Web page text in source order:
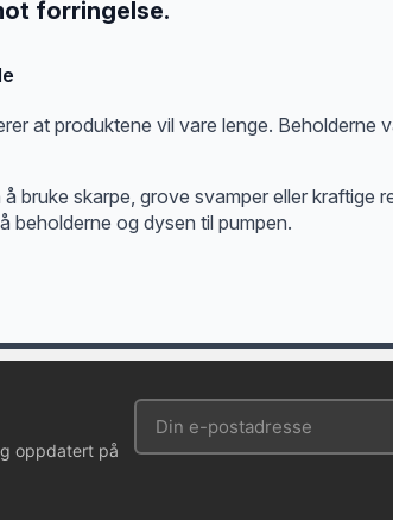
forringelse.
at produktene vil vare lenge. Beholderne
bruke skarpe, grove svamper eller kraftige
beholderne og dysen til pumpen.
oppdatert på